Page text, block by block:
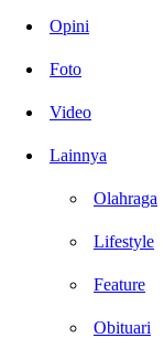
Opini
Foto
Video
Lainnya
Olahraga
Lifestyle
Feature
Obituari